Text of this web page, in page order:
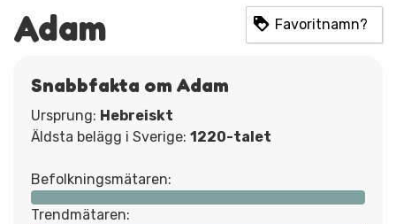
Adam Favoritnamn?
Snabbfakta om Adam
Ursprung: Hebreiskt
Äldsta belägg i Sverige: 1220-talet
Befolkningsmätaren:
Trendmätaren: